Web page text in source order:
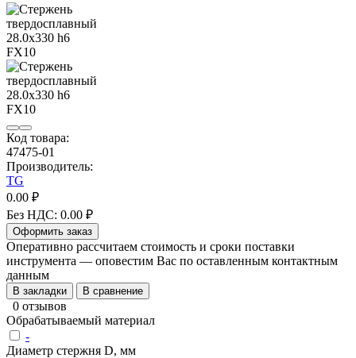
Код товара:
47475-01
Производитель:
TG
0.00 ₽
Без НДС: 0.00 ₽
Оформить заказ
Оперативно рассчитаем стоимость и сроки поставки
инструмента — оповестим Вас по оставленным контактным
данным
В закладки В сравнение
0 отзывов
Обрабатываемый материал
-
Диаметр стержня D, мм